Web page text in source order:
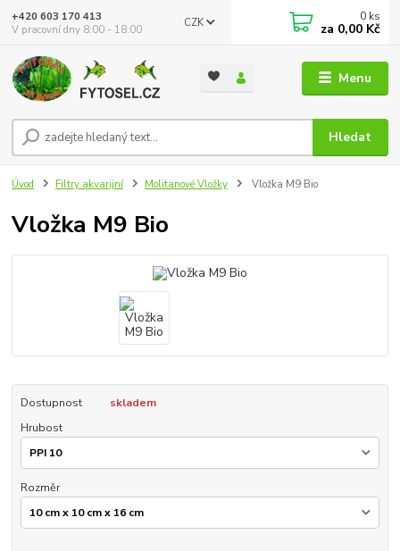
Menu
CZK
Hledat
+420 603 170 413
V pracovní dny 8:00 - 18:00
0 ks
za 0,00 Kč
Úvod Filtry akvarijní Molitanové Vložky Vložka M9 Bio
Vložka M9 Bio
Dostupnost
skladem
Hrubost
Rozměr